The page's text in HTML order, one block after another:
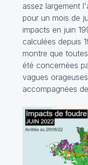
assez largement
pour un mois de
impacts en juin
calculées depuis
montre que
été concernées
vagues
accompagnées